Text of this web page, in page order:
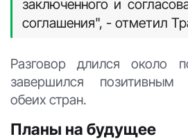
заключенного и
соглашения", - отметил
Разговор длился около
завершился позитивным
обеих стран.
Планы на будущее